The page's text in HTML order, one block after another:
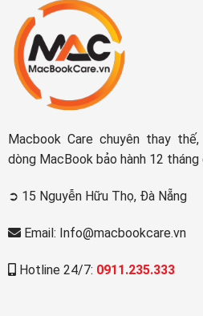
Macbook Care chuyên thay
dòng MacBook bảo hành 12 tháng
➲ 15 Nguyễn Hữu Thọ, Đà Nẵng
Email: Info@macbookcare.vn
Hotline 24/7: 0911.235.333